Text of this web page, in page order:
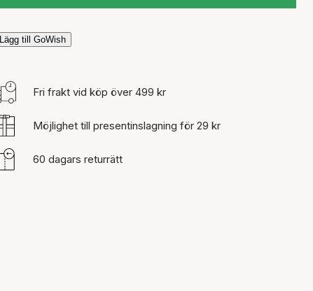
Lägg till GoWish
Fri frakt vid köp över 499 kr
Möjlighet till presentinslagning för 29 kr
60 dagars returrätt